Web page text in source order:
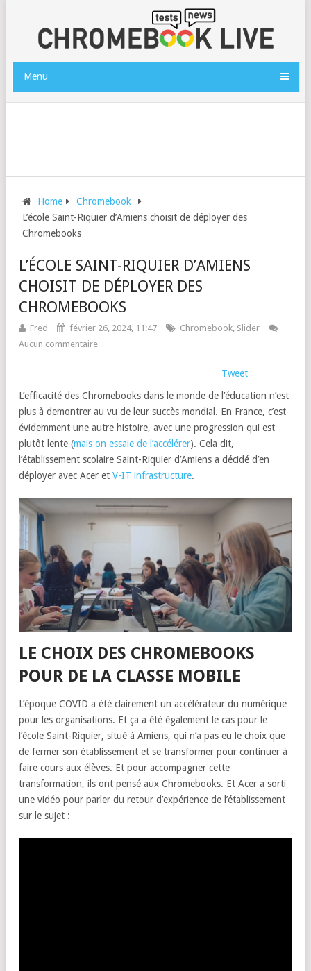
Menu
Home
Chromebook
L’école Saint-Riquier d’Amiens choisit de déployer des
Chromebooks
L’ÉCOLE SAINT-RIQUIER D’AMIENS
CHOISIT DE DÉPLOYER DES
CHROMEBOOKS
Fred février 26, 2024, 11:47 Chromebook, Slider
Aucun commentaire
Tweet
L’efficacité des Chromebooks dans le monde de l’éducation n’est
plus à demontrer au vu de leur succès mondial. En France, c’est
évidemment une autre histoire, avec une progression qui est
plutôt lente (mais on essaie de l’accélérer). Cela dit,
l’établissement scolaire Saint-Riquier d’Amiens a décidé d’en
déployer avec Acer et V-IT infrastructure.
LE CHOIX DES CHROMEBOOKS
POUR DE LA CLASSE MOBILE
L’époque COVID a été clairement un accélérateur du numérique
pour les organisations. Et ça a été également le cas pour le
l’école Saint-Riquier, situé à Amiens, qui n’a pas eu le choix que
de fermer son établissement et se transformer pour continuer à
faire cours aux élèves. Et pour accompagner cette
transformation, ils ont pensé aux Chromebooks. Et Acer a sorti
une vidéo pour parler du retour d’expérience de l’établissement
sur le sujet :